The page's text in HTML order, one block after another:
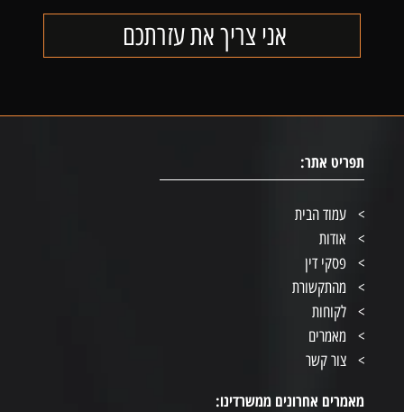
תפריט אתר:
עמוד הבית
אודות
פסקי דין
מהתקשורת
לקוחות
מאמרים
צור קשר
מאמרים אחרונים ממשרדינו: